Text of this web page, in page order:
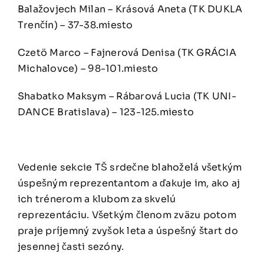
Balažovjech Milan – Krásová Aneta (TK DUKLA
Trenčín) – 37-38.miesto
Czetö Marco – Fajnerová Denisa (TK GRÁCIA
Michalovce) – 98-101.miesto
Shabatko Maksym – Rábarová Lucia (TK UNI-
DANCE Bratislava) – 123-125.miesto
Vedenie sekcie TŠ srdečne blahoželá všetkým
úspešným reprezentantom a ďakuje im, ako aj
ich trénerom a klubom za skvelú
reprezentáciu. Všetkým členom zväzu potom
praje príjemný zvyšok leta a úspešný štart do
jesennej časti sezóny.